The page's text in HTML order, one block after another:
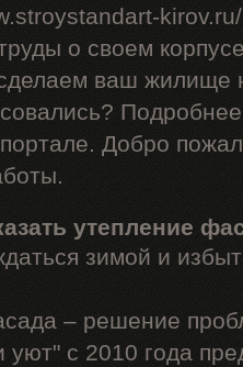
о своем
ваш жилище
Добро
утепление
зимой и
– решение
с 2010 года